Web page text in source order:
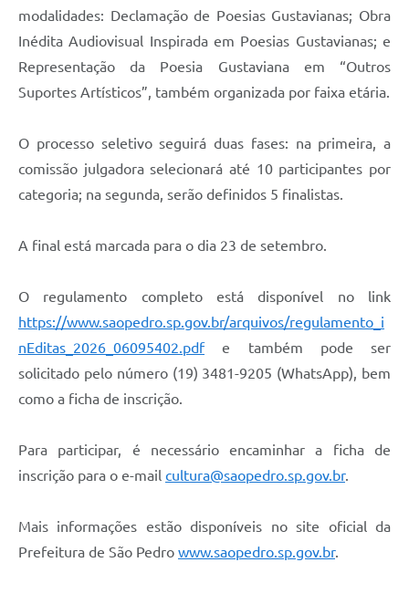
modalidades: Declamação de Poesias Gustavianas; Obra
Inédita Audiovisual Inspirada em Poesias Gustavianas; e
Representação da Poesia Gustaviana em “Outros
Suportes Artísticos”, também organizada por faixa etária.
O processo seletivo seguirá duas fases: na primeira, a
comissão julgadora selecionará até 10 participantes por
categoria; na segunda, serão definidos 5 finalistas.
A final está marcada para o dia 23 de setembro.
O regulamento completo está disponível no link
https://www.saopedro.sp.gov.br/arquivos/regulamento_i
nEditas_2026_06095402.pdfe também pode ser
solicitado pelo número (19) 3481-9205 (WhatsApp), bem
como a ficha de inscrição.
Para participar, é necessário encaminhar a ficha de
inscrição para o e-mail cultura@saopedro.sp.gov.br.
Mais informações estão disponíveis no site oficial da
Prefeitura de São Pedro www.saopedro.sp.gov.br.